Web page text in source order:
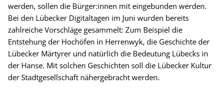
werden, sollen die Bürger:innen mit eingebunden werden.
Bei den Lübecker Digitaltagen im Juni wurden bereits
zahlreiche Vorschläge gesammelt: Zum Beispiel die
Entstehung der Hochöfen in Herrenwyk, die Geschichte der
Lübecker Märtyrer und natürlich die Bedeutung Lübecks in
der Hanse. Mit solchen Geschichten soll die Lübecker Kultur
der Stadtgesellschaft nähergebracht werden.